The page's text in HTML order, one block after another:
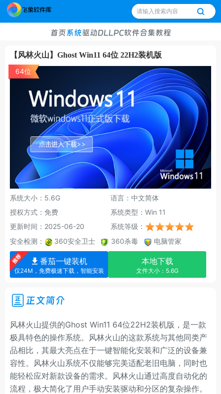
首页系统驱动DLLPC软件合集教程
【风林火山】Ghost Win11 64位 22H2装机版
64位
系统大小：5.6G
语言：中文简体
授权方式：免费
系统类型：Win 11
更新时间：2025-06-20
系统等级：
安全检测：
360安全卫士 360杀毒 电脑管家
番茄一键装机
仅24M，免费极速下载，智能安装
本地下载
文件大小：5.6G
正文简介
风林火山提供的Ghost Win11 64位22H2装机版，是一款
极具特色的操作系统。风林火山的这款系统与其他同类产
品相比，其最大亮点在于一键智能化安装和广泛的设备兼
容性。风林火山系统不仅能够完美适配老旧电脑，同时也
能轻松应对新款设备的需求。风林火山通过高度自动化的
流程，极大简化了用户手动安装驱动和分区的复杂操作。